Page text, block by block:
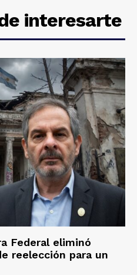
interesarte
Federal eliminó
reelección para un